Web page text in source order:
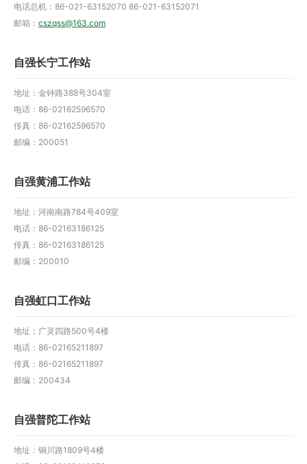
电话总机：86-021-63152070 86-021-63152071
邮箱： cszqss@163.com
自强长宁工作站
地址：金钟路388号304室
电话：86-02162596570
传真：86-02162596570
邮编：200051
自强黄浦工作站
地址：河南南路784号409室
电话：86-02163186125
传真：86-02163186125
邮编：200010
自强虹口工作站
地址：广灵四路500号4楼
电话：86-02165211897
传真：86-02165211897
邮编：200434
自强普陀工作站
地址：铜川路1809号4楼